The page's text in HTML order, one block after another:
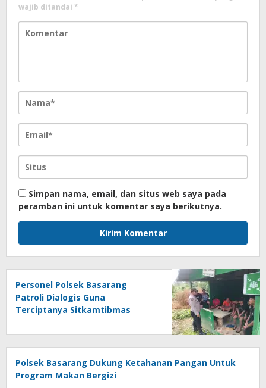
wajib ditandai *
Simpan nama, email, dan situs web saya pada
peramban ini untuk komentar saya berikutnya.
Personel Polsek Basarang
Patroli Dialogis Guna
Terciptanya Sitkamtibmas
Polsek Basarang Dukung Ketahanan Pangan Untuk
Program Makan Bergizi